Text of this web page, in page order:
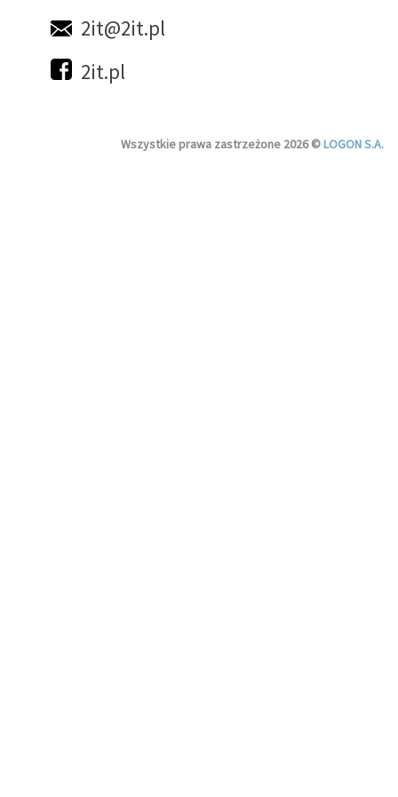
2it@2it.pl
2it.pl
Wszystkie prawa zastrzeżone 2026 ©LOGON S.A.